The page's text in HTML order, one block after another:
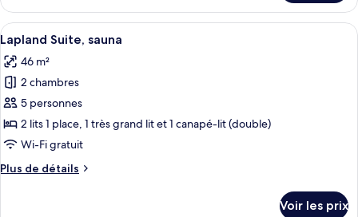
Double,
sauna
le
type
de
chambre
Mystique
Deluxe
Double,
sauna
Afficher
toutes
les
photos
pour
ce
type
chambre :
Une chambre d’hôtel moderne
12
Lapland Suite, sauna
46 m²
2 chambres
5 personnes
2 lits 1 place, 1 très grand lit et 1 canapé-lit (double)
Wi-Fi gratuit
Plus de détails
Plus
Voir les prix